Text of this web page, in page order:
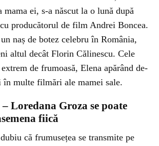
mama ei, s-a născut la o lună după
producătorul de film Andrei Boncea.
naș de botez celebru în România,
altul decât Florin Călinescu. Cele
de frumoasă, Elena apărând de-
multe filmări ale mamei sale.
Loredana Groza se poate
fiică
că frumusețea se transmite pe